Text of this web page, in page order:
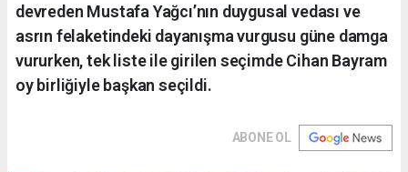
devreden Mustafa Yağcı’nın duygusal vedası ve
asrın felaketindeki dayanışma vurgusu güne damga
vururken, tek liste ile girilen seçimde Cihan Bayram
oy birliğiyle başkan seçildi.
ABONE OL